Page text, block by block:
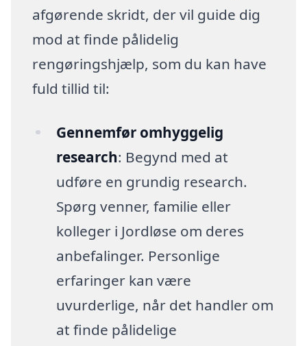
afgørende skridt, der vil guide dig
mod at finde pålidelig
rengøringshjælp, som du kan have
fuld tillid til:
Gennemfør omhyggelig
research: Begynd med at
udføre en grundig research.
Spørg venner, familie eller
kolleger i Jordløse om deres
anbefalinger. Personlige
erfaringer kan være
uvurderlige, når det handler om
at finde pålidelige